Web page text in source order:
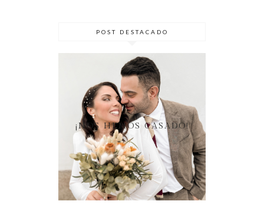
POST DESTACADO
¡NOS HEMOS CASADO!